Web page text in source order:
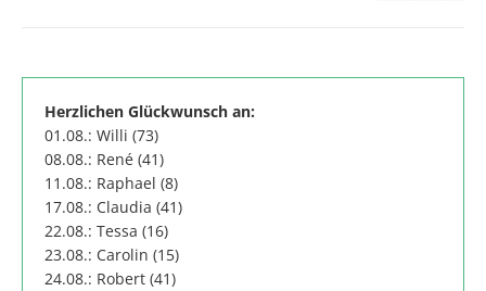
Herzlichen Glückwunsch an:
01.08.: Willi (73)
08.08.: René (41)
11.08.: Raphael (8)
17.08.: Claudia (41)
22.08.: Tessa (16)
23.08.: Carolin (15)
24.08.: Robert (41)